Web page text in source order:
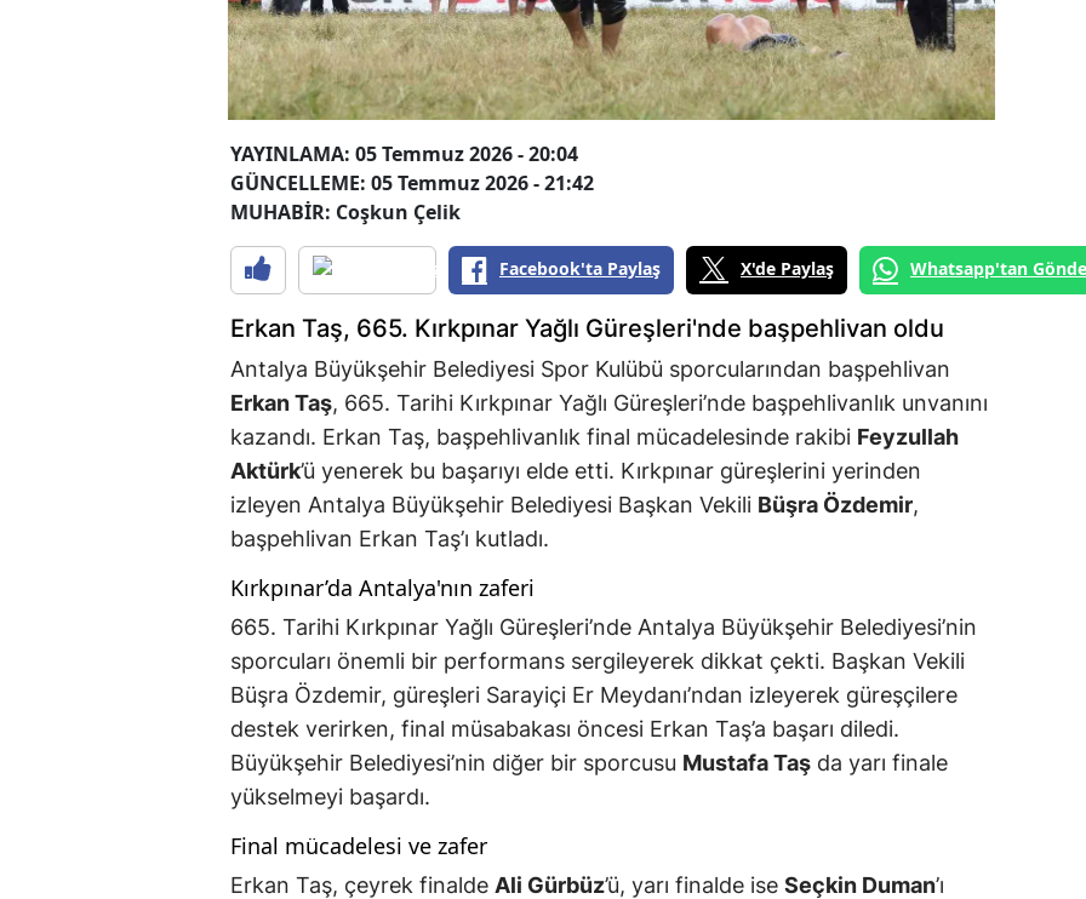
YAYINLAMA: 05 Temmuz 2026 - 20:04
GÜNCELLEME: 05 Temmuz 2026 - 21:42
MUHABİR: Coşkun Çelik
Facebook'ta Paylaş X'de Paylaş Whatsapp'tan
Erkan Taş, 665. Kırkpınar Yağlı Güreşleri'nde başpehlivan oldu
Antalya Büyükşehir Belediyesi Spor Kulübü sporcularından başpehlivan
Erkan Taş, 665. Tarihi Kırkpınar Yağlı Güreşleri’nde başpehlivanlık unvanını
kazandı. Erkan Taş, başpehlivanlık final mücadelesinde rakibi Feyzullah
Aktürk’ü yenerek bu başarıyı elde etti. Kırkpınar güreşlerini yerinden
izleyen Antalya Büyükşehir Belediyesi Başkan Vekili Büşra Özdemir,
başpehlivan Erkan Taş’ı kutladı.
Kırkpınar’da Antalya'nın zaferi
665. Tarihi Kırkpınar Yağlı Güreşleri’nde Antalya Büyükşehir Belediyesi’nin
sporcuları önemli bir performans sergileyerek dikkat çekti. Başkan Vekili
Büşra Özdemir, güreşleri Sarayiçi Er Meydanı’ndan izleyerek güreşçilere
destek verirken, final müsabakası öncesi Erkan Taş’a başarı diledi.
Büyükşehir Belediyesi’nin diğer bir sporcusu Mustafa Taş da yarı finale
yükselmeyi başardı.
Final mücadelesi ve zafer
Erkan Taş, çeyrek finalde Ali Gürbüz’ü, yarı finalde ise Seçkin Duman’ı